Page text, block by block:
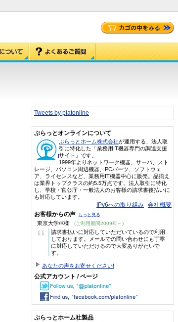
Tweets by platonline
ぷらっとオンラインについて
ぷらっとホーム株式会社が運用する、法人取
引に特化した「業務用IT機器専門の調達支援
サイト」です。
1999年よりネットワーク機器、サーバ、スト
レージ、パソコン周辺機器、PCパーツ、ソフトウェ
ア、ライセンスなど、業務用IT機器中心に販売。品揃え
は業界トップクラスの約5.5万点です。法人取引に特化
し、学校・官公庁・一般法人のお客様の請求書後払いに
も対応しています。
IPv6への取り組み 会社概要
お客様からの声 もっと見る
東京大学/K様 (ご利用期間2009年～)
“
請求書払いに対応していただいているので利用
しております。メールでの問い合わせにも丁寧
に対応していただけるので大変ありがたいで
す。
あなたの声をお寄せください!
公式アカウント / ページ
ぷらっとホーム社製品